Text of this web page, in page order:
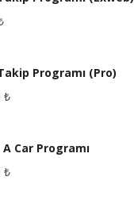
Programı (Pro)
₺
Car Programı
₺